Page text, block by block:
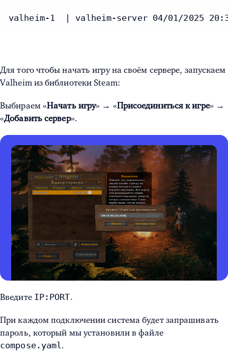
valheim-1  | valheim-server 04/01/2025
Для того чтобы начать игру на своём сервере, запускаем
Valheim из библиотеки Steam:
Выбираем «Начать игру» → «Присоединиться к игре» →
«Добавить сервер».
Введите IP:PORT.
При каждом подключении система будет запрашивать
пароль, который мы установили в файле
compose.yaml.